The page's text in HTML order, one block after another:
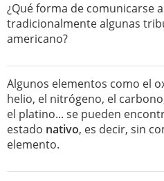
¿Qué forma de comunicarse
tradicionalmente algunas
americano?
Algunos elementos como el
helio, el nitrógeno, el
el platino... se pueden
estado nativo, es decir, sin
elemento.